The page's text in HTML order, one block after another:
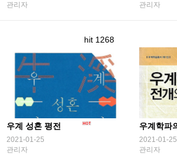
관리자
관리자
hit 1268
우계 성혼 평전
2021-01-25
관리자
2021-01-25
관리자